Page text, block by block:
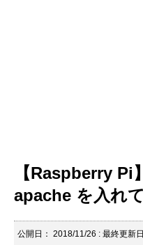
【Raspberry Pi
apache を入れ
公開日： 2018/11/26 : 最終更新